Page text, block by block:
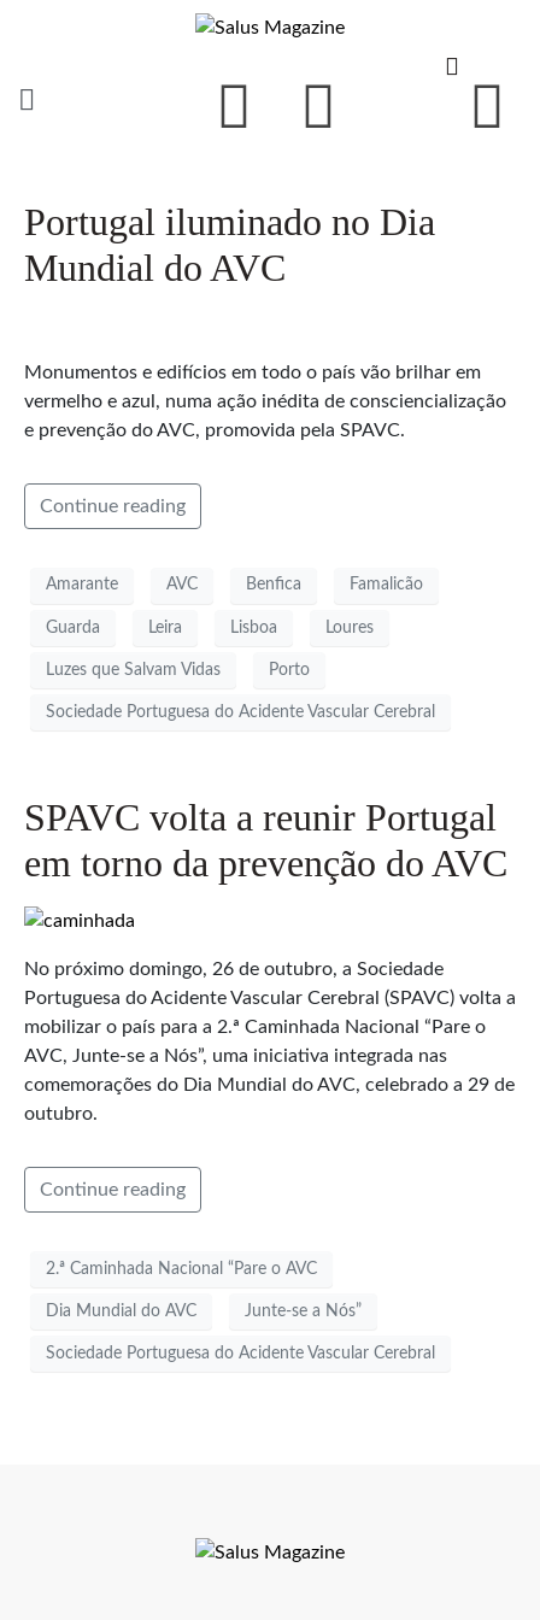
Portugal iluminado no Dia
Mundial do AVC
Monumentos e edifícios em todo o país vão brilhar em
vermelho e azul, numa ação inédita de consciencialização
e prevenção do AVC, promovida pela SPAVC.
Continue reading
Amarante AVC Benfica Famalicão
Guarda Leira Lisboa Loures
Luzes que Salvam Vidas Porto
Sociedade Portuguesa do Acidente Vascular Cerebral
SPAVC volta a reunir Portugal
em torno da prevenção do AVC
No próximo domingo, 26 de outubro, a Sociedade
Portuguesa do Acidente Vascular Cerebral (SPAVC) volta a
mobilizar o país para a 2.ª Caminhada Nacional “Pare o
AVC, Junte-se a Nós”, uma iniciativa integrada nas
comemorações do Dia Mundial do AVC, celebrado a 29 de
outubro.
Continue reading
2.ª Caminhada Nacional “Pare o AVC
Dia Mundial do AVC Junte-se a Nós”
Sociedade Portuguesa do Acidente Vascular Cerebral